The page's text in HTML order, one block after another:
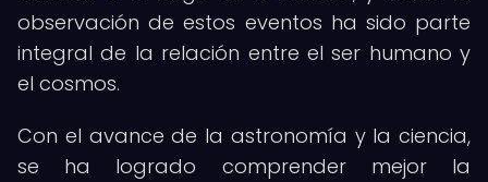
observación de estos eventos ha sido parte
integral de la relación entre el ser humano y
el cosmos.
Con el avance de la astronomía y la ciencia,
se ha logrado comprender mejor la